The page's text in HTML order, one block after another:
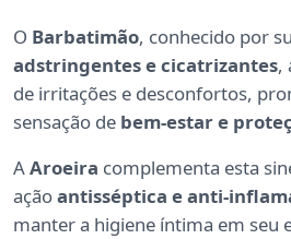
O Barbatimão, conhecido por
adstringentes e cicatrizantes,
de irritações e desconfortos,
sensação de bem-estar e
AAroeira complementa esta
açãoantisséptica e anti-
manter a higiene íntima em seu